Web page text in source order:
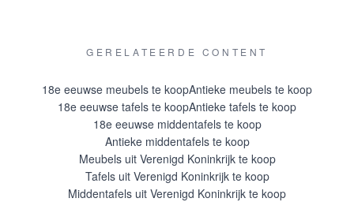
GERELATEERDE CONTENT
18e eeuwse meubels te koopAntieke meubels te koop
18e eeuwse tafels te koopAntieke tafels te koop
18e eeuwse middentafels te koop
Antieke middentafels te koop
Meubels uit Verenigd Koninkrijk te koop
Tafels uit Verenigd Koninkrijk te koop
Middentafels uit Verenigd Koninkrijk te koop